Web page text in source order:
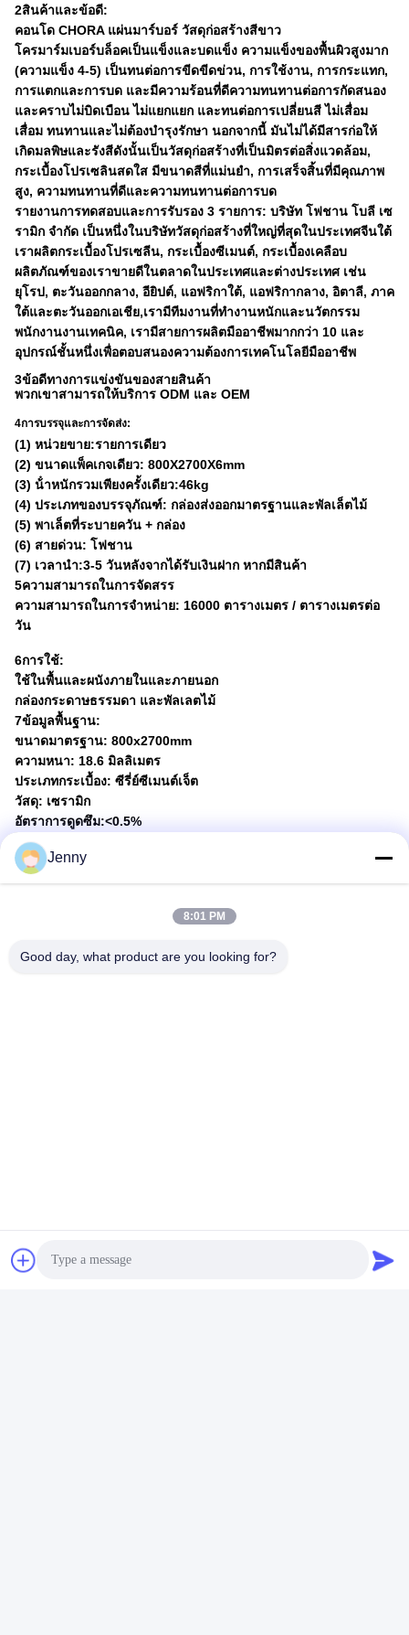
2สินค้าและข้อดี:
คอนโด CHORA แผ่นมาร์บอร์ วัสดุก่อสร้างสีขาว
โครมาร์มเบอร์บล็อคเป็นแข็งและบดแข็ง ความแข็งของพื้นผิวสูงมาก
(ความแข็ง 4-5) เป็นทนต่อการขีดขีดข่วน, การใช้งาน, การกระแทก,
การแตกและการบด และมีความร้อนที่ดีความทนทานต่อการกัดสนอง
และคราบไม่บิดเบือน ไม่แยกแยก และทนต่อการเปลี่ยนสี ไม่เสื่อม
เสื่อม ทนทานและไม่ต้องบํารุงรักษา นอกจากนี้ มันไม่ได้มีสารก่อให้
เกิดมลพิษและรังสีดังนั้นเป็นวัสดุก่อสร้างที่เป็นมิตรต่อสิ่งแวดล้อม,
กระเบื้องโปรเซลินสดใส มีขนาดสีที่แม่นยํา, การเสร็จสิ้นที่มีคุณภาพ
สูง, ความทนทานที่ดีและความทนทานต่อการบด
รายงานการทดสอบและการรับรอง 3 รายการ: บริษัท โฟชาน โบลี เซ
รามิก จํากัด เป็นหนึ่งในบริษัทวัสดุก่อสร้างที่ใหญ่ที่สุดในประเทศจีนใต้
เราผลิตกระเบื้องโปรเซลีน, กระเบื้องซีเมนต์, กระเบื้องเคลือบ
ผลิตภัณฑ์ของเราขายดีในตลาดในประเทศและต่างประเทศ เช่น
ยุโรป, ตะวันออกกลาง, อียิปต์, แอฟริกาใต้, แอฟริกากลาง, อิตาลี, ภาค
ใต้และตะวันออกเอเชีย,เรามีทีมงานที่ทํางานหนักและนวัตกรรม
พนักงานงานเทคนิค, เรามีสายการผลิตมืออาชีพมากกว่า 10 และ
อุปกรณ์ชั้นหนึ่งเพื่อตอบสนองความต้องการเทคโนโลยีมืออาชีพ
3ข้อดีทางการแข่งขันของสายสินค้า
พวกเขาสามารถให้บริการ ODM และ OEM
4การบรรจุและการจัดส่ง:
(1) หน่วยขาย:รายการเดียว
(2) ขนาดแพ็คเกจเดียว: 800X2700X6mm
(3) น้ําหนักรวมเพียงครั้งเดียว:46kg
(4) ประเภทของบรรจุภัณฑ์: กล่องส่งออกมาตรฐานและพัลเล็ตไม้
(5) พาเล็ตที่ระบายควัน + กล่อง
(6) สายด่วน: โฟชาน
(7) เวลานํา:3-5 วันหลังจากได้รับเงินฝาก หากมีสินค้า
5ความสามารถในการจัดสรร
ความสามารถในการจําหน่าย: 16000 ตารางเมตร / ตารางเมตรต่อ
วัน
6การใช้:
ใช้ในพื้นและผนังภายในและภายนอก
กล่องกระดาษธรรมดา และพัลเลตไม้
7ข้อมูลพื้นฐาน:
ขนาดมาตรฐาน: 800x2700mm
ความหนา: 18.6 มิลลิเมตร
ประเภทกระเบื้อง: ซีรี่ย์ซีเมนต์เจ็ต
วัสดุ: เซรามิก
อัตราการดูดซึม:<0.5%
ขนาด: 800x2700mm
ความหนา: 3 มิลลิเมตร
8.FAQ
A1: เราเป็นผู้ผลิตที่ได้รับการอนุมัติจาก CE,CCC,SGS,ISO
Q2: MOQ ของคุณคืออะไร?
Jenny
8:01 PM
Good day, what product are you looking for?